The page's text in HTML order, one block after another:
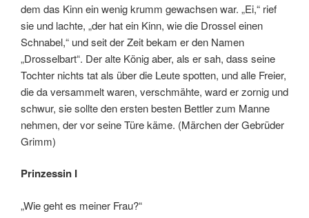
dem das Kinn ein wenig krumm gewachsen war. „Ei,“ rief
sie und lachte, „der hat ein Kinn, wie die Drossel einen
Schnabel,“ und seit der Zeit bekam er den Namen
„Drosselbart“. Der alte König aber, als er sah, dass seine
Tochter nichts tat als über die Leute spotten, und alle Freier,
die da versammelt waren, verschmähte, ward er zornig und
schwur, sie sollte den ersten besten Bettler zum Manne
nehmen, der vor seine Türe käme. (Märchen der Gebrüder
Grimm)
Prinzessin I
„Wie geht es meiner Frau?“